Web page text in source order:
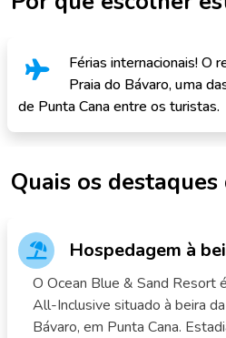
Férias internacionais! O
Praia do Bávaro, uma
de Punta Cana entre os turistas.
Quais os
Hospedagem à
O Ocean Blue & Sand Resort
All-Inclusive situado à beira
Bávaro, em Punta Cana.